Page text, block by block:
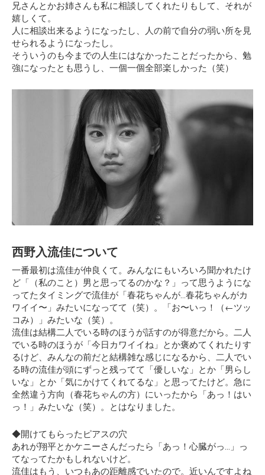
兄さんとかお姉さんも私に相談してくれたりもして、それが
嬉しくて。
人に相談出来るようになったし、人の前で自分の弱い所を見
せられるようになったし。
そういうのも今までの人生にはなかったことだったから、勉
強になったとも思うし、一個一個全部楽しかった（笑）
西野入流佳について
一番最初は流佳が仲良くて。みんなにもいろいろ聞かれたけ
ど「（私のこと）男と思ってるのかな？」って思うようにな
ってたタイミングで流佳が「春花ちゃんが…春花ちゃんがカ
ワイイ〜」みたいになってて（笑）。「お〜いっ！（←ツッ
コみ）」みたいな（笑）。
流佳は結構二人でいる時のほうが話すのが得意だから。二人
でいる時のほうが「今日カワイイね」とか褒めてくれたりす
るけど、みんなの前だと結構雑な感じになるから、二人でい
る時の流佳が頭にずっと残ってて「優しいな」とか「男らし
いな」とか「気にかけてくれてるな」と思ってたけど。急に
全然違う方向（春花ちゃんの方）にいったから「あっ！はい
っ！」みたいな（笑）。とはなりました。
◆開けてもらったピアスの穴
あれが翔平とかケニーさんだったら「あっ！心臓がっ…」っ
てなってたかもしれないけど。
流佳はもう、いつもあの距離感でいたので。近いんですよね